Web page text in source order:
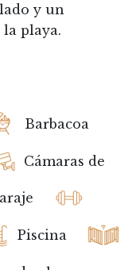
y un
playa.
Barbacoa
Cámaras de
Piscina